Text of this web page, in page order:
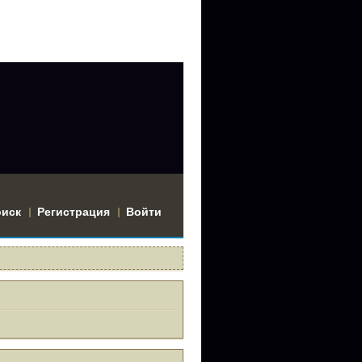
Регистрация Войти